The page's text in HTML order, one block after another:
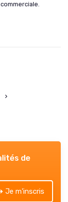
›
de
Je m'inscris